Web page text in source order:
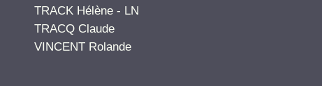
TRACK Hélène - LN
TRACQ Claude
VINCENT Rolande